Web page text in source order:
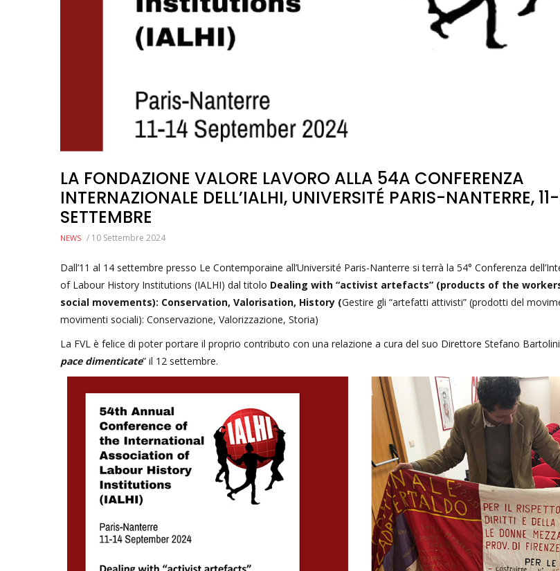
LA FONDAZIONE VALORE LAVORO ALLA 54A CONFERENZA
INTERNAZIONALE DELL’IALHI, UNIVERSITÉ PARIS-NANTERRE,
SETTEMBRE
NEWS / 10 Settembre 2024
Dall’11 al 14 settembre presso Le Contemporaine all’Université Paris-Nanterre si terrà la 54° Conferenza
of Labour History Institutions (IALHI) dal titolo Dealing with “activist artefacts” (products of the
social movements): Conservation, Valorisation, History (Gestire gli “artefatti attivisti” (prodotti del
movimenti sociali): Conservazione, Valorizzazione, Storia)
La FVL è felice di poter portare il proprio contributo con una relazione a cura del suo Direttore Stefano Bartolini
pace dimenticate” il 12 settembre.